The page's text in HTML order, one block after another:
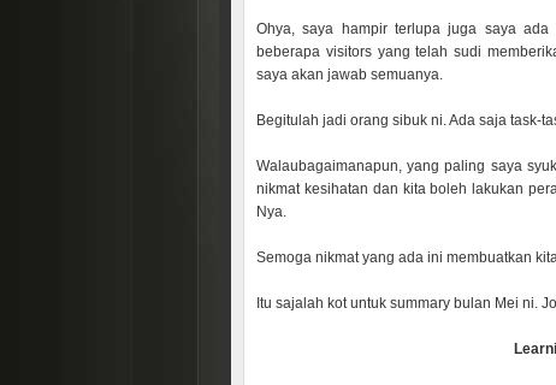
Ohya, saya hampir terlupa juga saya
beberapa visitors yang telah sudi
saya akan jawab semuanya.
Begitulah jadi orang sibuk ni. Ada saja task-
Walaubagaimanapun, yang paling saya
nikmat kesihatan dan kita boleh lakukan
Nya.
Semoga nikmat yang ada ini membuatkan
Itu sajalah kot untuk summary bulan Mei ni.